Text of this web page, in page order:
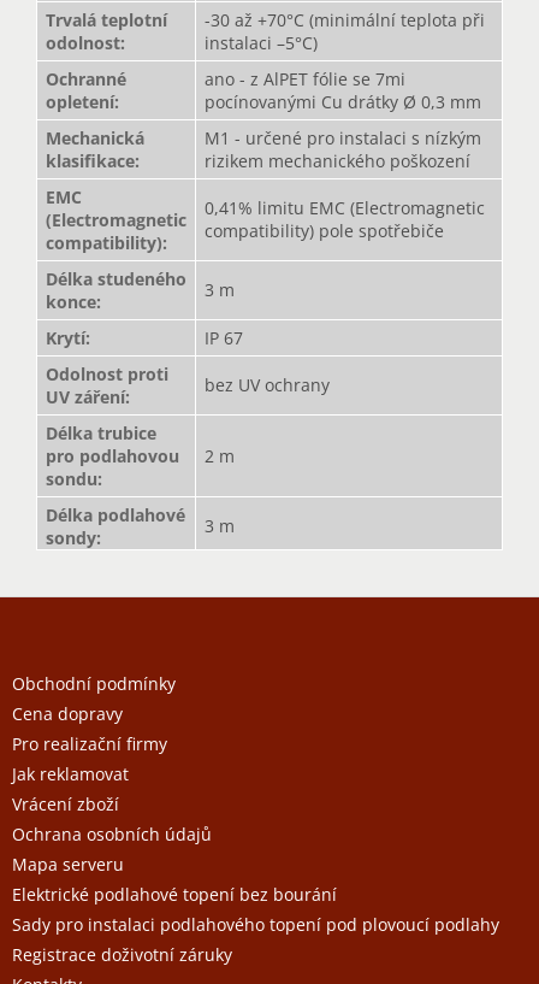
Trvalá teplotní
odolnost:
-30 až +70°C (minimální teplota při
instalaci –5°C)
Ochranné
opletení:
ano - z AlPET fólie se 7mi
pocínovanými Cu drátky Ø 0,3 mm
Mechanická
klasifikace:
M1 - určené pro instalaci s nízkým
rizikem mechanického poškození
EMC
(Electromagnetic
compatibility):
0,41% limitu EMC (Electromagnetic
compatibility) pole spotřebiče
Délka studeného
konce:
3 m
Krytí:
IP 67
Odolnost proti
UV záření:
bez UV ochrany
Délka trubice
pro podlahovou
sondu:
2 m
Délka podlahové
sondy:
3 m
Z
aObchodní podmínky
Cena dopravy
Pro realizační firmy
Jak reklamovat
Vrácení zboží
Ochrana osobních údajů
Mapa serveru
Elektrické podlahové topení bez bourání
Sady pro instalaci podlahového topení pod plovoucí podlahy
Registrace doživotní záruky